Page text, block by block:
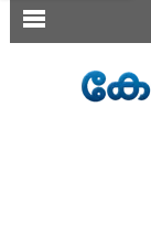
SECTIONS